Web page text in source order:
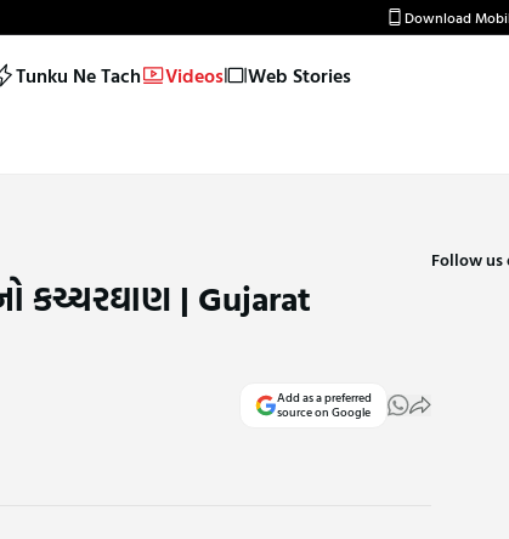
Download
Tunku Ne Tach Videos Web Stories
કચ્ચરઘાણ | Gujarat
Add as a preferred
source on Google
Follow us